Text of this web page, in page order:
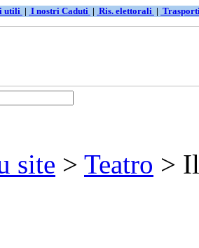
utili | I nostri Caduti | Ris. elettorali |
site > Teatro >